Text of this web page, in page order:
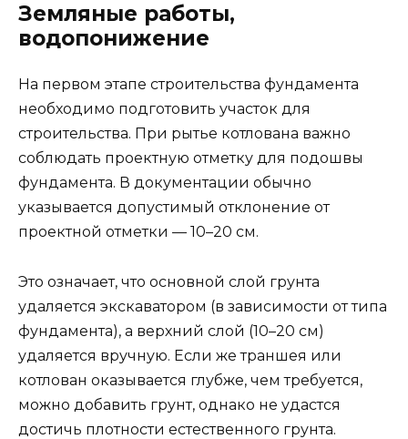
Земляные работы,
водопонижение
На первом этапе строительства фундамента
необходимо подготовить участок для
строительства. При рытье котлована важно
соблюдать проектную отметку для подошвы
фундамента. В документации обычно
указывается допустимый отклонение от
проектной отметки — 10–20 см.
Это означает, что основной слой грунта
удаляется экскаватором (в зависимости от типа
фундамента), а верхний слой (10–20 см)
удаляется вручную. Если же траншея или
котлован оказывается глубже, чем требуется,
можно добавить грунт, однако не удастся
достичь плотности естественного грунта.